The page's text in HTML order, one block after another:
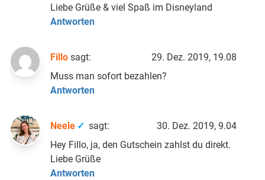
Liebe Grüße & viel Spaß im Disneyland
Antworten
Fillo sagt:
29. Dez. 2019, 19.08
Muss man sofort bezahlen?
Antworten
Neele sagt:
30. Dez. 2019, 9.04
Hey Fillo, ja, den Gutschein zahlst du direkt.
Liebe Grüße
Antworten